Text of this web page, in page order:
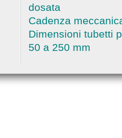
dosata
Cadenza
Dimensioni tubetti
50 a 250 mm